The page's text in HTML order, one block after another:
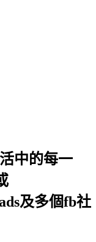
中的每一
及多個fb社